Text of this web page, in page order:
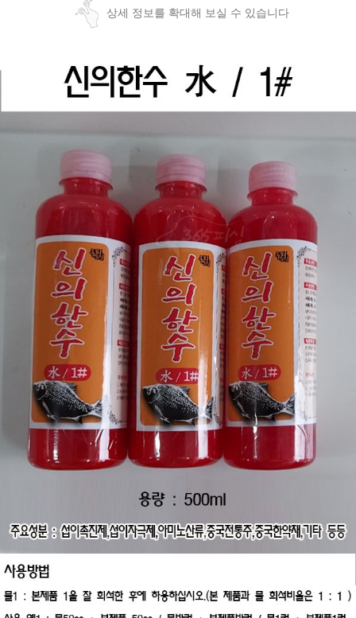
상세 정보를 확대해 보실 수 있습니다